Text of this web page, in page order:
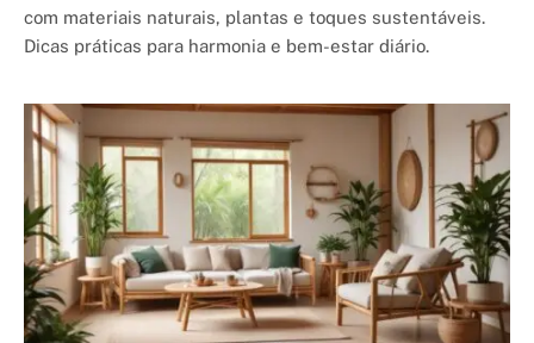
com materiais naturais, plantas e toques sustentáveis.
Dicas práticas para harmonia e bem-estar diário.